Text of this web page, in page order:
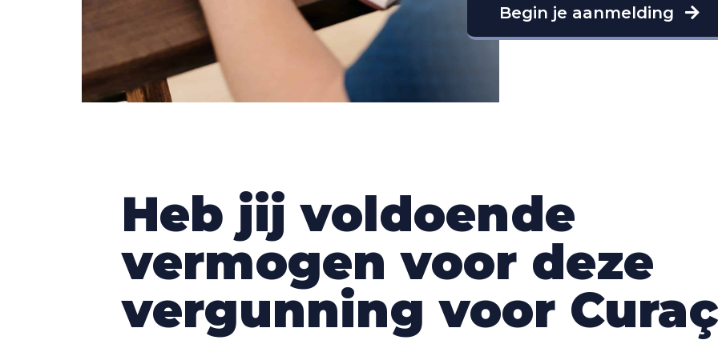
Begin je aanmelding
Heb jij voldoende
vermogen voor deze
vergunning voor